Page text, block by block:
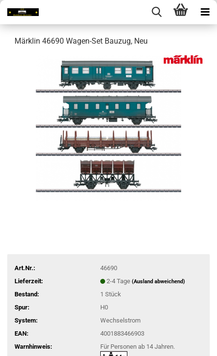
Märklin 46690 Wagen-Set Bauzug, Neu
Art.Nr.:
46690
Lieferzeit:
2-4 Tage (Ausland abweichend)
Bestand: 1 Stück
Spur:
H0
System:
Wechselstrom
EAN:
4001883466903
Warnhinweis:
Für Personen ab 14 Jahren.